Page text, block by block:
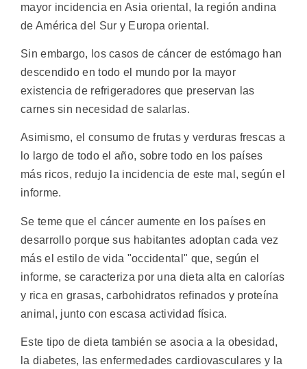
mayor incidencia en Asia oriental, la región andina
de América del Sur y Europa oriental.
Sin embargo, los casos de cáncer de estómago han
descendido en todo el mundo por la mayor
existencia de refrigeradores que preservan las
carnes sin necesidad de salarlas.
Asimismo, el consumo de frutas y verduras frescas a
lo largo de todo el año, sobre todo en los países
más ricos, redujo la incidencia de este mal, según el
informe.
Se teme que el cáncer aumente en los países en
desarrollo porque sus habitantes adoptan cada vez
más el estilo de vida "occidental" que, según el
informe, se caracteriza por una dieta alta en calorías
y rica en grasas, carbohidratos refinados y proteína
animal, junto con escasa actividad física.
Este tipo de dieta también se asocia a la obesidad,
la diabetes, las enfermedades cardiovasculares y la